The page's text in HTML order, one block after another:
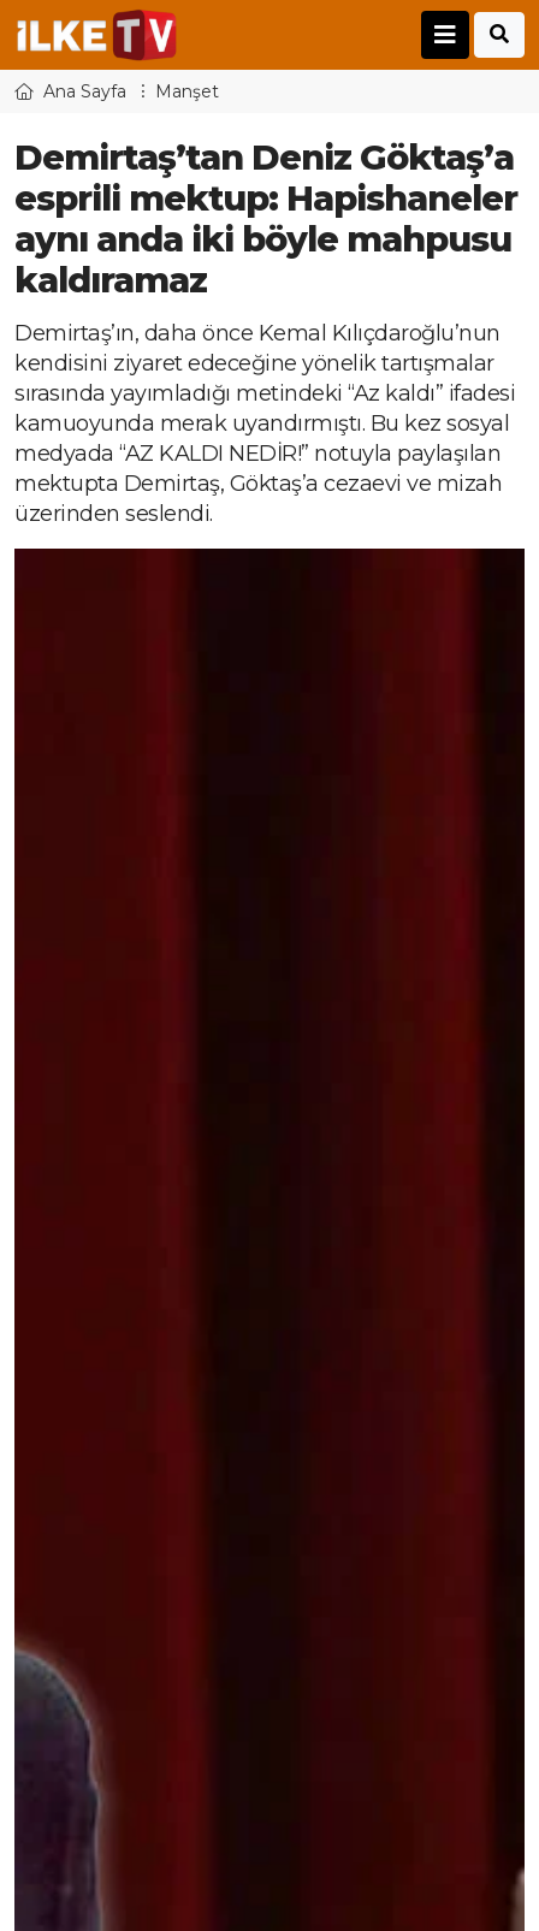
Ana Sayfa Manşet
Demirtaş’tan Deniz Göktaş’a
esprili mektup: Hapishaneler
aynı anda iki böyle mahpusu
kaldıramaz
Demirtaş’ın, daha önce Kemal Kılıçdaroğlu’nun
kendisini ziyaret edeceğine yönelik tartışmalar
sırasında yayımladığı metindeki “Az kaldı” ifadesi
kamuoyunda merak uyandırmıştı. Bu kez sosyal
medyada “AZ KALDI NEDİR!” notuyla paylaşılan
mektupta Demirtaş, Göktaş’a cezaevi ve mizah
üzerinden seslendi.